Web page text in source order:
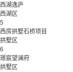
西湖逸庐
西湖区
5
西房拱墅石桥项目
拱墅区
6
璟宸望澜府
拱墅区